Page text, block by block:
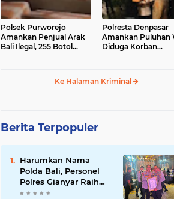
Polsek Purworejo
Amankan Penjual Arak
Bali Ilegal, 255 Botol
Polresta Denpasar
Amankan Puluhan
Diduga Korban
Ke Halaman Kriminal
Berita Terpopuler
Harumkan Nama
Polda Bali, Personel
Polres Gianyar Raih
Penghargaan